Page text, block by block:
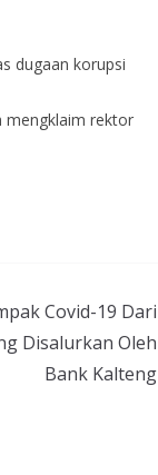
dugaan korupsi
mengklaim rektor
Covid-19 Dari
Disalurkan Oleh
Bank Kalteng